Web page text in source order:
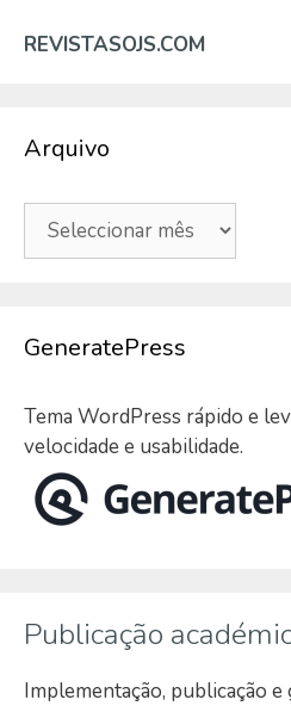
REVISTASOJS.COM
Arquivo
Arquivo
GeneratePress
Tema WordPress rápido e
velocidade e usabilidade.
Publicação
Implementação, publicação